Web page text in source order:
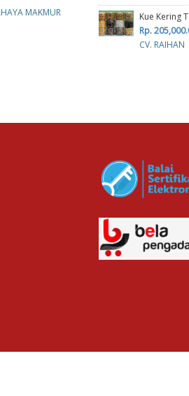
MAKMUR
Rp. 36,500.00
CV.CAHAYA MAKMUR
Kue Kering
Rp.
CV. RAIHAN